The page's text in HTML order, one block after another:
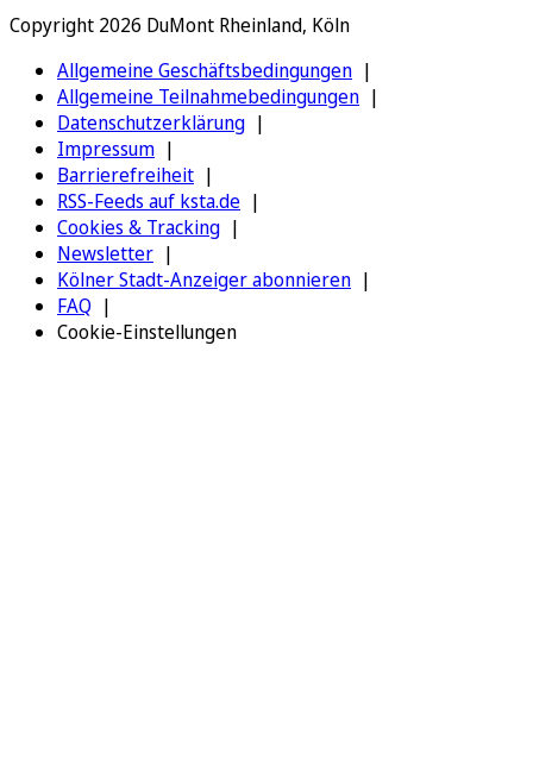
Copyright 2026 DuMont Rheinland, Köln
Allgemeine Geschäftsbedingungen
Allgemeine Teilnahmebedingungen
Datenschutzerklärung
Impressum
Barrierefreiheit
RSS-Feeds auf ksta.de
Cookies & Tracking
Newsletter
Kölner Stadt-Anzeiger abonnieren
FAQ
Cookie-Einstellungen